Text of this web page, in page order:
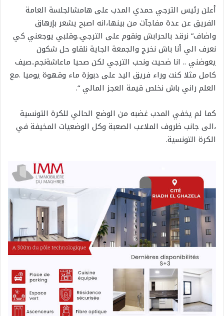
أعلن رئيس الترجي حمدي المدب على هامشالجلسة العامة
الفريق عن عدة مفاجآت من بينها،انه اصبح يشعر بإرهاق
واضاف” نرقد بالحرابش ونقوم على الترجي..وقلبي يوجعني كي
نعرف الي أنا باش نخرج والجمعة الجاية نلقاو حل شكون
يعوضني .. انا ضحيت ونحب الترجي لكن صحيا ماعاشةنجم..صيف
كامل مثلا كنت وراء فريق اليد على دبوزة ماء وقهوة يوميا .مع
العلم راني باش نخلص قيمة العجز المالي “.
كما لم يخفي المدب غضبه من الوضع الحالي للكرة التونسية
،الى جانب ظروف الملاعب الصعبة وكل الوضعيات المخيفة في
الكرة التونسية.